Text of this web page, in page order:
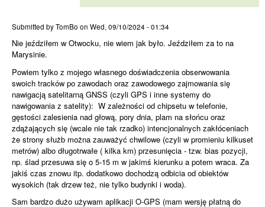
Nie jeździłem w Otwocku, nie
Submitted byTomBo on Wed, 09/10/2024 - 01:34
Nie jeździłem w Otwocku, nie wiem jak było. Jeździłem za to na
Marysinie.
Powiem tylko z mojego własnego doświadczenia obserwowania
swoich tracków po zawodach oraz zawodowego zajmowania się
nawigacją satelitarną GNSS (czyli GPS i inne systemy do
nawigowania z satelity): W zależności od chipsetu w telefonie,
gęstości zalesienia nad głową, pory dnia, plam na słońcu oraz
zdążających się (wcale nie tak rzadko) intencjonalnych zakłóceniach
że strony służb można zauważyć chwilowe (czyli w promieniu kilkuset
metrów) albo długotrwałe ( kilka km) przesunięcia - tzw. bias pozycji,
np. ślad przesuwa się o 5-15 m w jakimś kierunku a potem wraca. Za
jakiś czas znowu itp. dodatkowo dochodzą odbicia od obiektów
wysokich (tak drzew też, nie tylko budynki i woda).
Sam bardzo dużo używam aplikacji O-GPS (mam wersję płatną do